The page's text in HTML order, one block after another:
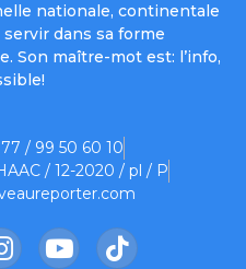
nationale, continentale
dans sa forme
Son maître-mot est: l’info,
/ 99 50 60 10
/ 12-2020 / pl / P
InstagramYouTubeTikTok